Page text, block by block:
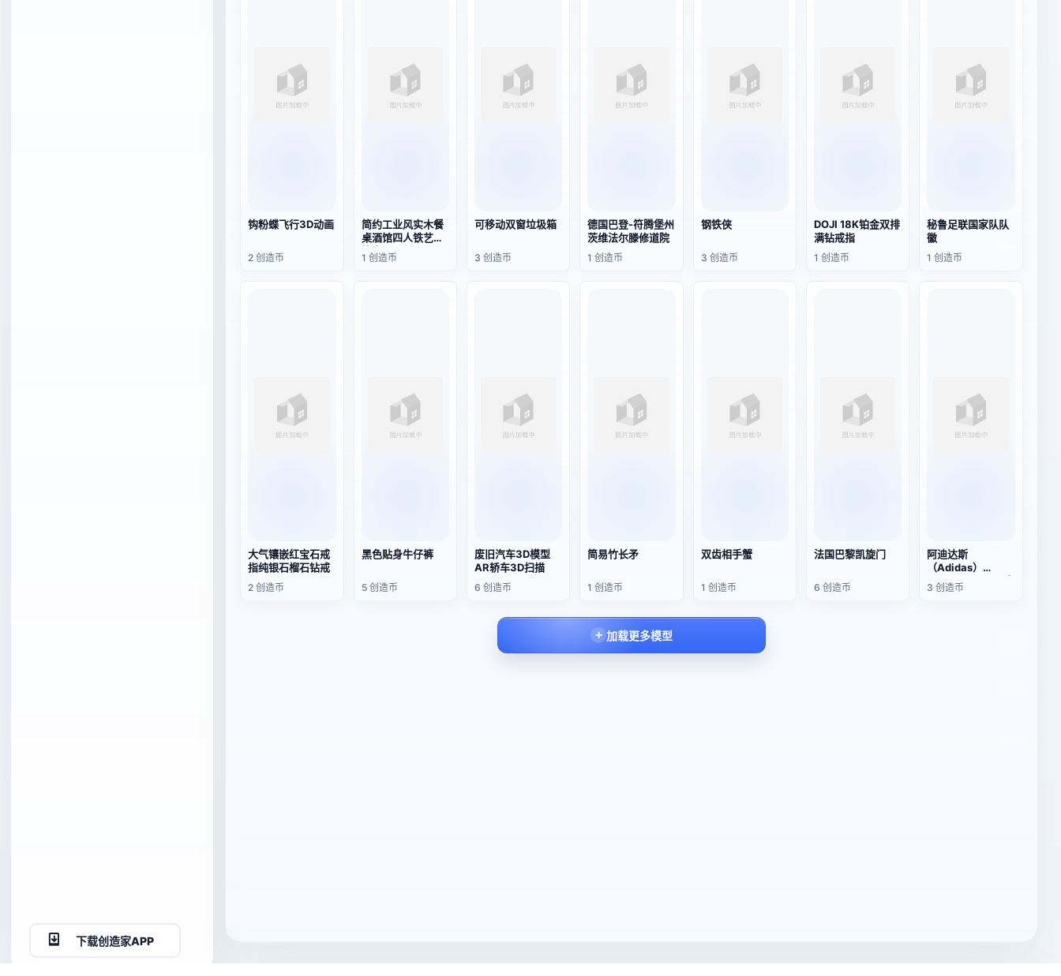
下载创造家APP
钩粉蝶飞行3D动画
2 创造币
简约工业风实木餐
桌酒馆四人铁艺餐
饮桌
1 创造币
可移动双窗垃圾箱
3 创造币
德国巴登-符腾堡州
茨维法尔滕修道院
1 创造币
钢铁侠
3 创造币
DOJI 18K铂金双排
满钻戒指
1 创造币
秘鲁足联国家队队
徽
1 创造币
大气镶嵌红宝石戒
指纯银石榴石钻戒
2 创造币
黑色贴身牛仔裤
5 创造币
废旧汽车3D模型
AR轿车3D扫描
6 创造币
简易竹长矛
1 创造币
双齿相手蟹
1 创造币
法国巴黎凯旋门
6 创造币
阿迪达斯
（Adidas）
Tubular defiant白
黑色款运动鞋
3 创造币
加载更多模型